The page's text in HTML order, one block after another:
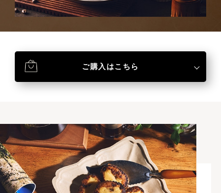
ご購入はこちら